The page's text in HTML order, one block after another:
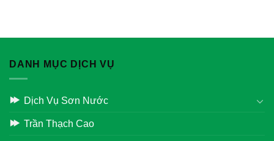
DANH MỤC DỊCH VỤ
Dịch Vụ Sơn Nước
Trần Thạch Cao